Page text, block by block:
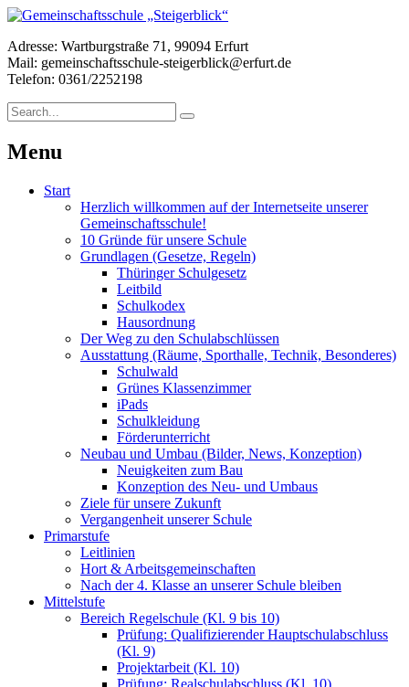
Adresse: Wartburgstraße 71, 99094 Erfurt
Mail: gemeinschaftsschule-steigerblick@erfurt.de
Telefon: 0361/2252198
Menu
Start
Herzlich willkommen auf der Internetseite unserer
Gemeinschaftsschule!
10 Gründe für unsere Schule
Grundlagen (Gesetze, Regeln)
Thüringer Schulgesetz
Leitbild
Schulkodex
Hausordnung
Der Weg zu den Schulabschlüssen
Ausstattung (Räume, Sporthalle, Technik, Besonderes)
Schulwald
Grünes Klassenzimmer
iPads
Schulkleidung
Förderunterricht
Neubau und Umbau (Bilder, News, Konzeption)
Neuigkeiten zum Bau
Konzeption des Neu- und Umbaus
Ziele für unsere Zukunft
Vergangenheit unserer Schule
Primarstufe
Leitlinien
Hort & Arbeitsgemeinschaften
Nach der 4. Klasse an unserer Schule bleiben
Mittelstufe
Bereich Regelschule (Kl. 9 bis 10)
Prüfung: Qualifizierender Hauptschulabschluss
(Kl. 9)
Projektarbeit (Kl. 10)
Prüfung: Realschulabschluss (Kl. 10)